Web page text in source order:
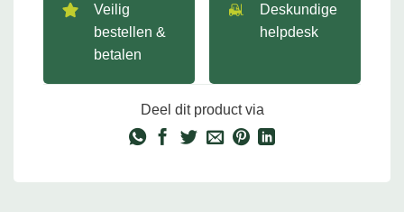
Veilig
bestellen &
betalen
Deskundige
helpdesk
Deel dit product via